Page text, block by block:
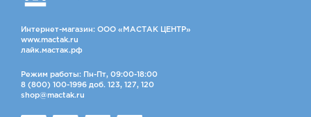
Интернет-магазин: ООО «МАСТАК ЦЕНТР»
www.mactak.ru
лайк.мастак.рф
Режим работы: Пн-Пт, 09:00-18:00
8 (800) 100-1996 доб. 123, 127, 120
shop@mactak.ru